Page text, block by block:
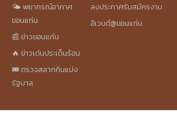
🌤️ พยากรณ์อากาศ
ขอนแก่น
📰 ข่าวขอนแก่น
🔥 ข่าวเด่นประเด็นร้อน
🎟️ ตรวจสลากกินแบ่ง
รัฐบาล
ลงประกาศรับสมัครงาน
อีเวนต์@ขอนแก่น